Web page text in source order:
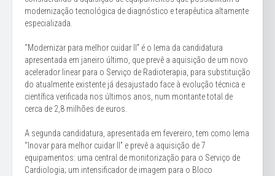
modernização tecnológica de diagnóstico e terapêutica altamente
especializada.
“Modernizar para melhor cuidar II” é o lema da candidatura
apresentada em janeiro último, que prevê a aquisição de um novo
acelerador linear para o Serviço de Radioterapia, para substituição
do atualmente existente já desajustado face à evolução técnica e
científica verificada nos últimos anos, num montante total de
cerca de 2,8 milhões de euros.
A segunda candidatura, apresentada em fevereiro, tem como lema
“Inovar para melhor cuidar II” e prevê a aquisição de 7
equipamentos: uma central de monitorização para o Serviço de
Cardiologia; um intensificador de imagem para o Bloco